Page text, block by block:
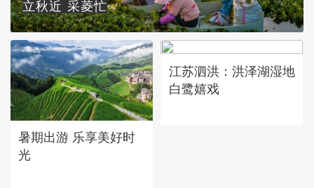
立秋近 采菱忙
暑期出游 乐享美好时
光
江苏泗洪：洪泽湖湿地
白鹭嬉戏